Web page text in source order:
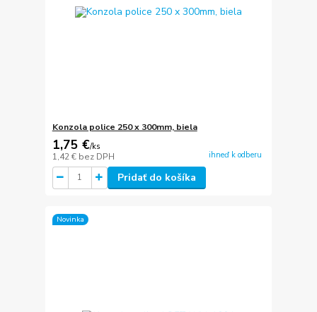
Konzola police 250 x 300mm, biela
1,75 €/ks
1,42 € bez DPH ihneď k odberu
Pridať do košíka
Novinka